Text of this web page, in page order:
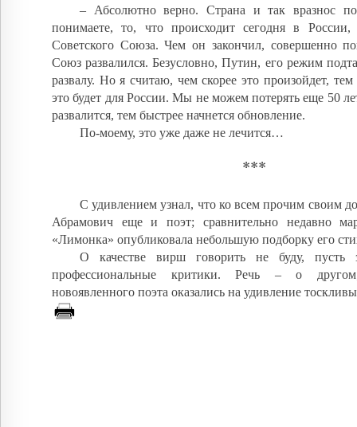
– Абсолютно верно. Страна и так вразнос
понимаете, то, что происходит сегодня в России,
Советского Союза. Чем он закончил, совершенно
Союз развалился. Безусловно, Путин, его режим
развалу. Но я считаю, чем скорее это произойдет,
это будет для России. Мы не можем потерять еще 50
развалится, тем быстрее начнется обновление.
По-моему, это уже даже не лечится…
***
С удивлением узнал, что ко всем прочим своим
Абрамович еще и поэт; сравнительно недавно
«Лимонка» опубликовала небольшую подборку его
О качестве вирш говорить не буду, пусть
профессиональные критики. Речь – о
новоявленного поэта оказались на удивление